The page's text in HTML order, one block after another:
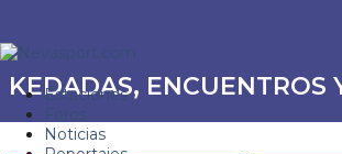
Estaciones
Foros
Noticias
KEDADAS, ENCUENTROS